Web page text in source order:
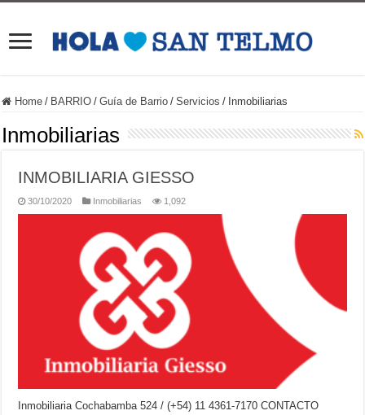
Home / BARRIO / Guía de Barrio / Servicios / Inmobiliarias
Inmobiliarias
INMOBILIARIA GIESSO
30/10/2020 Inmobiliarias 1,092
Inmobiliaria Cochabamba 524 / (+54) 11 4361-7170 CONTACTO